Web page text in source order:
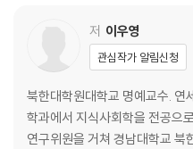
제3부 한반도 통합: 연방주의적 접
제6장 탄자니아의 두 가지 통합:
제7장 ‘하나의 중국’ 원칙과 양안
제8장 1950년대 북한의 독일 국
의 상상
저 이우영
관심작가 알림신청
북한대학원대학교 명예교수. 연
학과에서 지식사회학을 전공으
연구위원을 거쳐 경남대학교 북